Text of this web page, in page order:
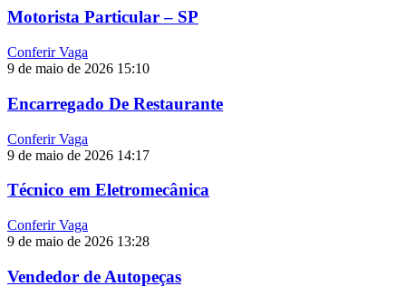
Motorista Particular – SP
Conferir Vaga
9 de maio de 2026 15:10
Encarregado De Restaurante
Conferir Vaga
9 de maio de 2026 14:17
Técnico em Eletromecânica
Conferir Vaga
9 de maio de 2026 13:28
Vendedor de Autopeças